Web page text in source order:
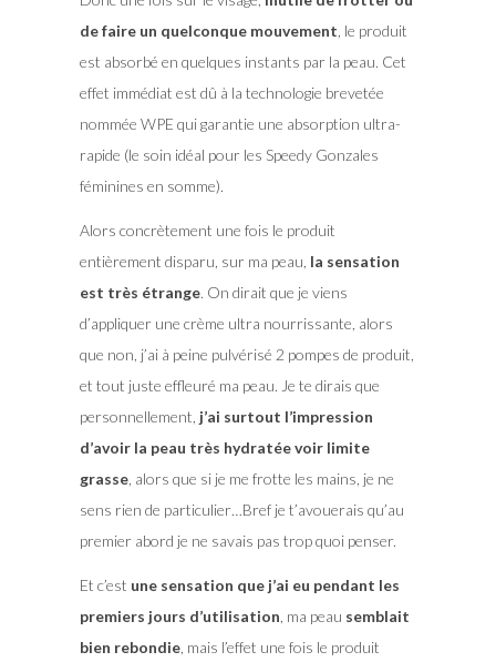
de faire un quelconque mouvement , le produit
est absorbé en quelques instants par la peau. Cet
effet immédiat est dû à la technologie brevetée
nommée WPE qui garantie une absorption ultra-
rapide (le soin idéal pour les Speedy Gonzales
féminines en somme).
Alors concrètement une fois le produit
entièrement disparu, sur ma peau, la sensation
est très étrange. On dirait que je viens
d’appliquer une crème ultra nourrissante, alors
que non, j’ai à peine pulvérisé 2 pompes de produit,
et tout juste effleuré ma peau. Je te dirais que
personnellement, j’ai surtout l’impression
d’avoir la peau très hydratée voir limite
grasse, alors que si je me frotte les mains, je ne
sens rien de particulier…Bref je t’avouerais qu’au
premier abord je ne savais pas trop quoi penser.
Et c’est une sensation que j’ai eu pendant les
premiers jours d’utilisation , ma peau semblait
bien rebondie, mais l’effet une fois le produit